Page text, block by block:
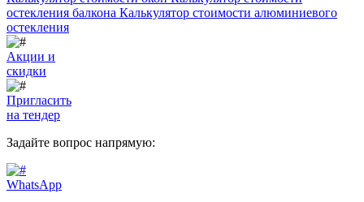
остекления балкона Калькулятор стоимости алюминиевого
остекления
Акции и
скидки
Пригласить
на тендер
Задайте вопрос напрямую:
WhatsApp